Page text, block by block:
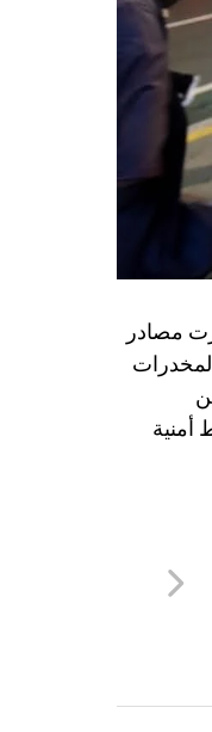
مصادر